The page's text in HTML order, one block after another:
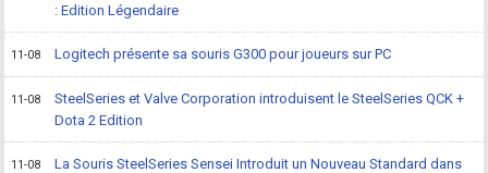
: Edition Légendaire
11-08 Logitech présente sa souris G300 pour joueurs sur PC
11-08
SteelSeries et Valve Corporation introduisent le SteelSeries QCK +
Dota 2 Edition
11-08
La Souris SteelSeries Sensei Introduit un Nouveau Standard dans